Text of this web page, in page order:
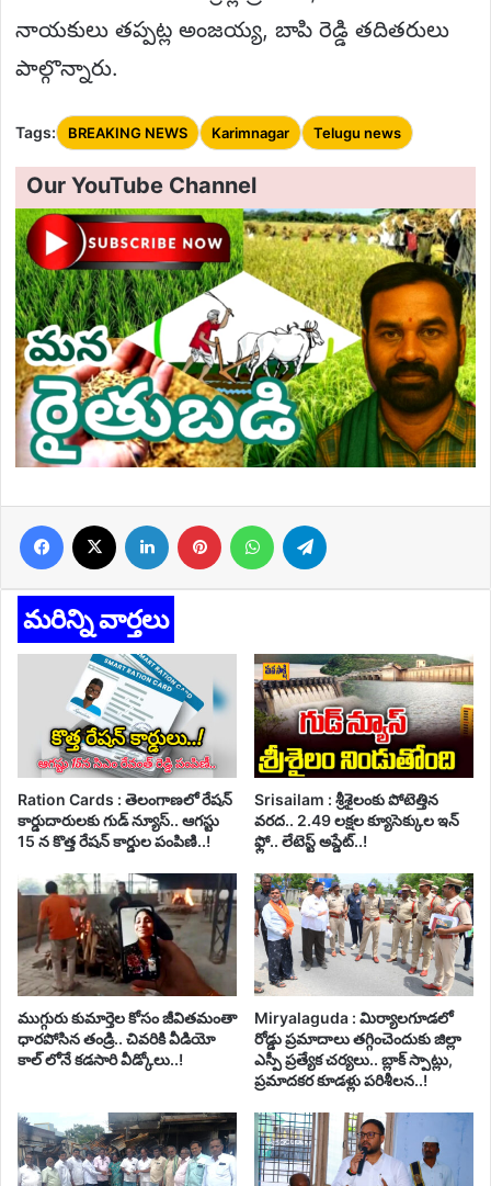
నాయకులు తప్పట్ల అంజయ్య, బాపి రెడ్డి తదితరులు
పాల్గొన్నారు.
Tags: BREAKING NEWS Karimnagar Telugu news
Our YouTube Channel
Facebook LinkedIn Pinterest WhatsApp
మరిన్ని వార్తలు
Ration Cards : తెలంగాణలో రేషన్
కార్డుదారులకు గుడ్ న్యూస్.. ఆగస్టు
15 న కొత్త రేషన్ కార్డుల పంపిణి..!
Srisailam : శ్రీశైలంకు పోటెత్తిన
వరద.. 2.49 లక్షల క్యూసెక్కుల ఇన్
ఫ్లో.. లేటెస్ట్ అప్డేట్..!
ముగ్గురు కుమార్తెల కోసం జీవితమంతా
ధారపోసిన తండ్రి.. చివరికి వీడియో
కాల్ లోనే కడసారి వీడ్కోలు..!
Miryalaguda : మిర్యాలగూడలో
రోడ్డు ప్రమాదాలు తగ్గించెందుకు జిల్లా
ఎస్పీ ప్రత్యేక చర్యలు.. బ్లాక్ స్పాట్లు,
ప్రమాదకర కూడళ్లు పరిశీలన..!